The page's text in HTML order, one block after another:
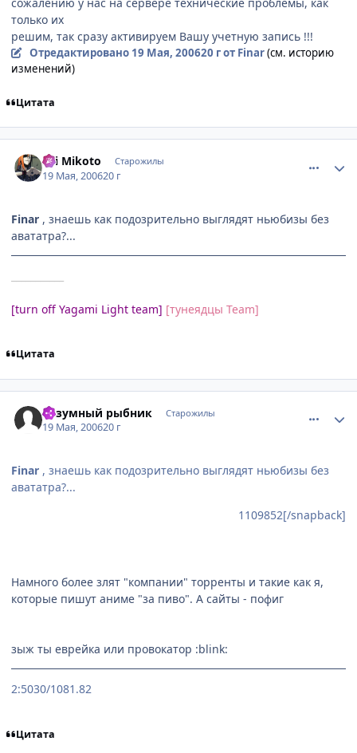
только их
решим, так сразу активируем Вашу учетную запись !!!
Отредактировано 19 Мая, 200620 гот Finar(см. историю
изменений)
Цитата
Sei Mikoto Старожилы
19 Мая, 200620 г
Finar , знаешь как подозрительно выглядят ньюбизы без
авататра?...
[turn off Yagami Light team] [тунеядцы Team]
Цитата
Безумный рыбник Старожилы
19 Мая, 200620 г
Finar , знаешь как подозрительно выглядят ньюбизы без
авататра?...
1109852[/snapback]
Намного более злят "компании" торренты и такие как я,
которые пишут аниме "за пиво". А сайты - пофиг
зыж ты еврейка или провокатор :blink:
2:5030/1081.82
Цитата